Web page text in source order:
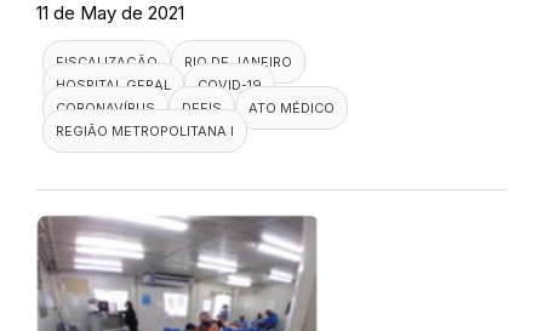
11 de May de 2021
FISCALIZAÇÃO
RIO DE JANEIRO
HOSPITAL GERAL
COVID-19
CORONAVÍRUS
DEFIS
ATO MÉDICO
REGIÃO METROPOLITANA I